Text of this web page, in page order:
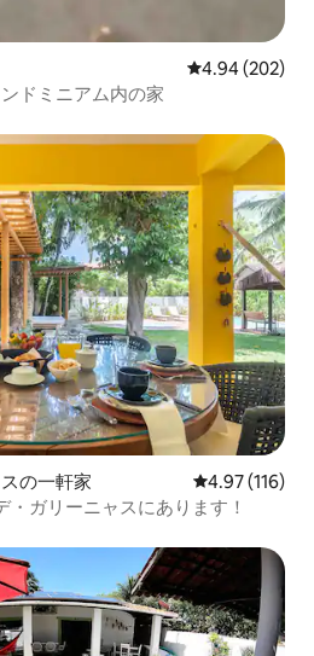
レビュー202
4.94 (202)
ドミニアム内の家
の一軒家 レビュー116
4.97 (116)
ガリーニャスにあります！
す。